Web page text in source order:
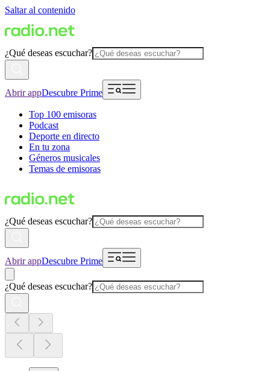
Saltar al contenido
¿Qué deseas escuchar?
Abrir appDescubre Prime
Top 100 emisoras
Podcast
Deporte en directo
En tu zona
Géneros musicales
Temas de emisoras
¿Qué deseas escuchar?
Abrir appDescubre Prime
¿Qué deseas escuchar?